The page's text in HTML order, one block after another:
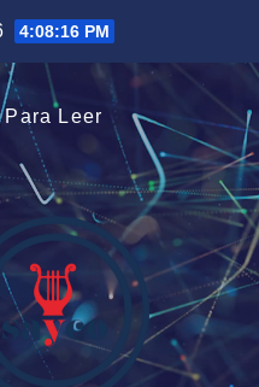
4:08:16 PM
Leer